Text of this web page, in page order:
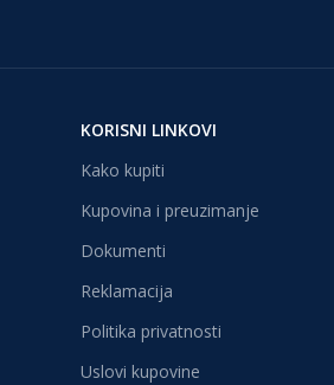
KORISNI LINKOVI
Kako kupiti
Kupovina i preuzimanje
Dokumenti
Reklamacija
Politika privatnosti
Uslovi kupovine